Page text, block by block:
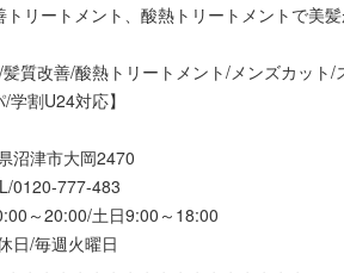
リートメント、酸熱トリートメントで美
質改善/酸熱トリートメント/メンズカット
/学割U24対応】
沼津市大岡2470
0120-777-483
～20:00/土日9:00～18:00
日/毎週火曜日